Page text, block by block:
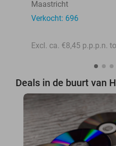
Maastricht
Verkocht: 696
Deals in de buurt van